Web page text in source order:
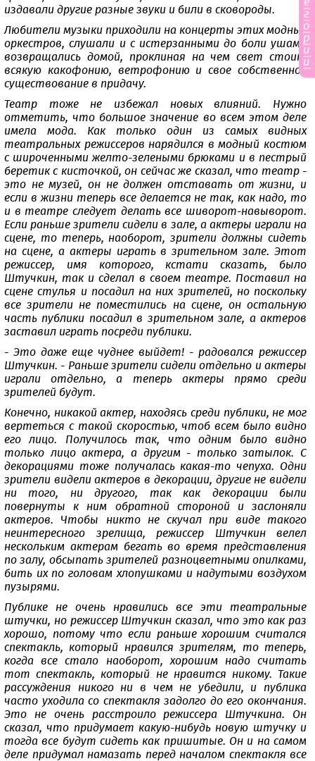
издавали другие разные звуки и били в сковороды.
Любители музыки приходили на концерты этих модных
оркестров, слушали и с истерзанными до боли ушами
возвращались домой, проклиная на чем свет стоит
всякую какофонию, ветрофонию и свое собственное
существование в придачу.
Театр тоже не избежал новых влияний. Нужно
отметить, что большое значение во всем этом деле
имела мода. Как только один из самых видных
театральных режиссеров нарядился в модный костюм
с широченными желто-зелеными брюками и в пестрый
беретик с кисточкой, он сейчас же сказал, что театр -
это не музей, он не должен отставать от жизни, и
если в жизни теперь все делается не так, как надо, то
и в театре следует делать все шиворот-навыворот.
Если раньше зрители сидели в зале, а актеры играли на
сцене, то теперь, наоборот, зрители должны сидеть
на сцене, а актеры играть в зрительном зале. Этот
режиссер, имя которого, кстати сказать, было
Штучкин, так и сделал в своем театре. Поставил на
сцене стулья и посадил на них зрителей, но поскольку
все зрители не поместились на сцене, он остальную
часть публики посадил в зрительном зале, а актеров
заставил играть посреди публики.
- Это даже еще чуднее выйдет! - радовался режиссер
Штучкин. - Раньше зрители сидели отдельно и актеры
играли отдельно, а теперь актеры прямо среди
зрителей будут.
Конечно, никакой актер, находясь среди публики, не мог
вертеться с такой скоростью, чтоб всем было видно
его лицо. Получилось так, что одним было видно
только лицо актера, а другим - только затылок. С
декорациями тоже получалась какая-то чепуха. Одни
зрители видели актеров в декорации, другие не видели
ни того, ни другого, так как декорации были
повернуты к ним обратной стороной и заслоняли
актеров. Чтобы никто не скучал при виде такого
неинтересного зрелища, режиссер Штучкин велел
нескольким актерам бегать во время представления
по залу, обсыпать зрителей разноцветными опилками,
бить их по головам хлопушками и надутыми воздухом
пузырями.
Публике не очень нравились все эти театральные
штучки, но режиссер Штучкин сказал, что это как раз
хорошо, потому что если раньше хорошим считался
спектакль, который нравился зрителям, то теперь,
когда все стало наоборот, хорошим надо считать
тот спектакль, который не нравится никому. Такие
рассуждения никого ни в чем не убедили, и публика
часто уходила со спектакля задолго до его окончания.
Это не очень расстроило режиссера Штучкина. Он
сказал, что придумает какую-нибудь новую штучку и
тогда все будут сидеть как пришитые. Он и на самом
деле придумал намазать перед началом спектакля все
г
о
р
и
и